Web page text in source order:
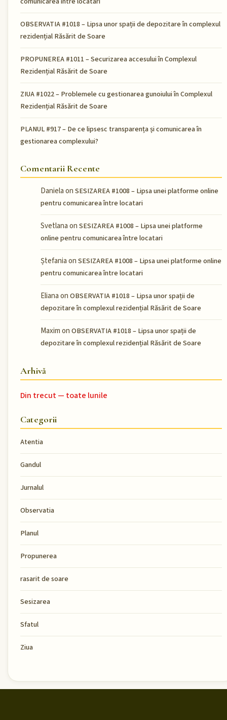
OBSERVATIA #1018 – Lipsa unor spații de depozitare în complexul
rezidențial Răsărit de Soare
PROPUNEREA #1011 – Securizarea accesului în Complexul
Rezidențial Răsărit de Soare
ZIUA #1022 – Problemele cu gestionarea gunoiului în Complexul
Rezidențial Răsărit de Soare
PLANUL #917 – De ce lipsesc transparența și comunicarea în
gestionarea complexului?
Comentarii Recente
Danielaon SESIZAREA #1008 – Lipsa unei platforme online
pentru comunicarea între locatari
Svetlanaon SESIZAREA #1008 – Lipsa unei platforme
online pentru comunicarea între locatari
Ștefaniaon SESIZAREA #1008 – Lipsa unei platforme online
pentru comunicarea între locatari
Elianaon OBSERVATIA #1018 – Lipsa unor spații de
depozitare în complexul rezidențial Răsărit de Soare
Maximon OBSERVATIA #1018 – Lipsa unor spații de
depozitare în complexul rezidențial Răsărit de Soare
Arhivă
Din trecut — toate lunile
Categorii
Atentia
Gandul
Jurnalul
Observatia
Planul
Propunerea
rasarit de soare
Sesizarea
Sfatul
Ziua